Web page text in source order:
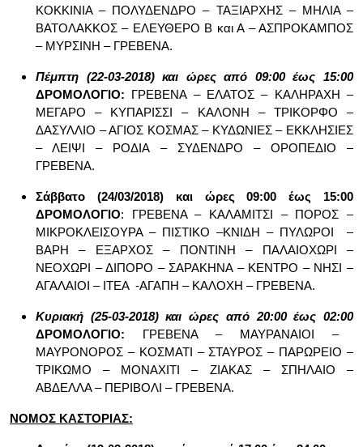
ΚΟΚΚΙΝΙΑ – ΠΟΛΥΔΕΝΔΡΟ – ΤΑΞΙΑΡΧΗΣ – ΜΗΛΙΑ –
ΒΑΤΟΛΑΚΚΟΣ – ΕΛΕΥΘΕΡΟ Β και Α – ΑΣΠΡΟΚΑΜΠΟΣ
– ΜΥΡΣΙΝΗ – ΓΡΕΒΕΝΑ.
Πέμπτη (22-03-2018) και ώρες από 09:00 έως 15:00
ΔΡΟΜΟΛΟΓΙΟ: ΓΡΕΒΕΝΑ – ΕΛΑΤΟΣ – ΚΑΛΗΡΑΧΗ –
ΜΕΓΑΡΟ – ΚΥΠΑΡΙΣΣΙ – ΚΑΛΟΝΗ – ΤΡΙΚΟΡΦΟ –
ΔΑΣΥΛΛΙΟ – ΑΓΙΟΣ ΚΟΣΜΑΣ – ΚΥΔΩΝΙΕΣ – ΕΚΚΛΗΣΙΕΣ
– ΛΕΙΨΙ – ΡΟΔΙΑ – ΣΥΔΕΝΔΡΟ – ΟΡΟΠΕΔΙΟ –
ΓΡΕΒΕΝΑ.
Σάββατο (24/03/2018) και ώρες 09:00 έως 15:00
ΔΡΟΜΟΛΟΓΙΟ: ΓΡΕΒΕΝΑ – ΚΑΛΑΜΙΤΣΙ – ΠΟΡΟΣ –
ΜΙΚΡΟΚΛΕΙΣΟΥΡΑ – ΠΙΣΤΙΚΟ –ΚΝΙΔΗ – ΠΥΛΩΡΟΙ –
ΒΑΡΗ – ΕΞΑΡΧΟΣ – ΠΟΝΤΙΝΗ – ΠΑΛΑΙΟΧΩΡΙ –
ΝΕΟΧΩΡΙ – ΔΙΠΟΡΟ – ΣΑΡΑΚΗΝΑ – ΚΕΝΤΡΟ – ΝΗΣΙ –
ΑΓΑΛΑΙΟΙ – ΙΤΕΑ -ΑΓΑΠΗ – ΚΑΛΟΧΗ – ΓΡΕΒΕΝΑ.
Κυριακή (25-03-2018) και ώρες από 20:00 έως 02:00
ΔΡΟΜΟΛΟΓΙΟ: ΓΡΕΒΕΝΑ – ΜΑΥΡΑΝΑΙΟΙ –
ΜΑΥΡΟΝΟΡΟΣ – ΚΟΣΜΑΤΙ – ΣΤΑΥΡΟΣ – ΠΑΡΩΡΕΙΟ –
ΤΡΙΚΩΜΟ – ΜΟΝΑΧΙΤΙ – ΖΙΑΚΑΣ – ΣΠΗΛΑΙΟ –
ΑΒΔΕΛΛΑ – ΠΕΡΙΒΟΛΙ – ΓΡΕΒΕΝΑ.
ΝΟΜΟΣ ΚΑΣΤΟΡΙΑΣ: